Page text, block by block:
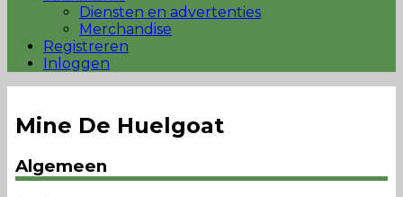
Diensten en advertenties
Merchandise
Registreren
Inloggen
Mine De Huelgoat
Algemeen